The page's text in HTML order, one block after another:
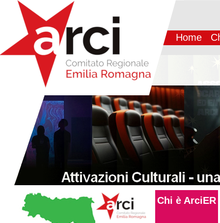
Home
Chi è ArciER